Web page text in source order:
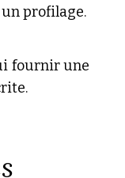
profilage.
fournir une